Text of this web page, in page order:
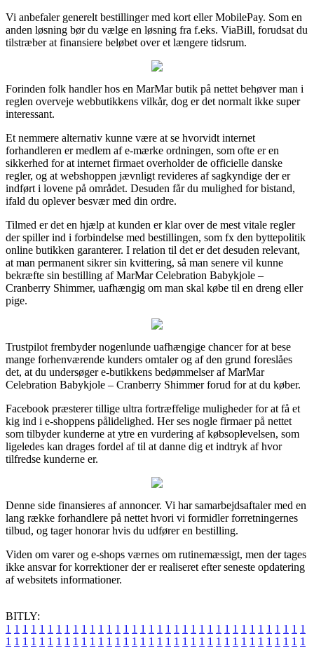
Vi anbefaler generelt bestillinger med kort eller MobilePay. Som en
anden løsning bør du vælge en løsning fra f.eks. ViaBill, forudsat du
tilstræber at finansiere beløbet over et længere tidsrum.
Forinden folk handler hos en MarMar butik på nettet behøver man i
reglen overveje webbutikkens vilkår, dog er det normalt ikke super
interessant.
Et nemmere alternativ kunne være at se hvorvidt internet
forhandleren er medlem af e-mærke ordningen, som ofte er en
sikkerhed for at internet firmaet overholder de officielle danske
regler, og at webshoppen jævnligt revideres af sagkyndige der er
indført i lovene på området. Desuden får du mulighed for bistand,
ifald du oplever besvær med din ordre.
Tilmed er det en hjælp at kunden er klar over de mest vitale regler
der spiller ind i forbindelse med bestillingen, som fx den byttepolitik
online butikken garanterer. I relation til det er det desuden relevant,
at man permanent sikrer sin kvittering, så man senere vil kunne
bekræfte sin bestilling af MarMar Celebration Babykjole –
Cranberry Shimmer, uafhængig om man skal købe til en dreng eller
pige.
Trustpilot frembyder nogenlunde uafhængige chancer for at bese
mange forhenværende kunders omtaler og af den grund foreslåes
det, at du undersøger e-butikkens bedømmelser af MarMar
Celebration Babykjole – Cranberry Shimmer forud for at du køber.
Facebook præsterer tillige ultra fortræffelige muligheder for at få et
kig ind i e-shoppens pålidelighed. Her ses nogle firmaer på nettet
som tilbyder kunderne at ytre en vurdering af købsoplevelsen, som
ligeledes kan drages fordel af til at danne dig et indtryk af hvor
tilfredse kunderne er.
Denne side finansieres af annoncer. Vi har samarbejdsaftaler med en
lang række forhandlere på nettet hvori vi formidler forretningernes
tilbud, og tager honorar hvis du udfører en bestilling.
Viden om varer og e-shops værnes om rutinemæssigt, men der tages
ikke ansvar for korrektioner der er realiseret efter seneste opdatering
af websitets informationer.
BITLY:
1 1 1 1 1 1 1 1 1 1 1 1 1 1 1 1 1 1 1 1 1 1 1 1 1 1 1 1 1 1 1 1 1 1 1 1
1 1 1 1 1 1 1 1 1 1 1 1 1 1 1 1 1 1 1 1 1 1 1 1 1 1 1 1 1 1 1 1 1 1 1 1